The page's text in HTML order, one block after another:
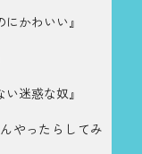
かわいい』
迷惑な奴』
やったらしてみ